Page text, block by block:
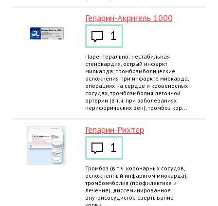
Гепарин-Акригель 1000
1
Парентерально: нестабильная
стенокардия, острый инфаркт
миокарда; тромбоэмболические
осложнения при инфаркте миокарда,
операциях на сердце и кровеносных
сосудах, тромбоэмболия легочной
артерии (в т.ч. при заболеваниях
периферических вен), тромбоз кор...
Гепарин-Рихтер
1
Тромбоз (в т.ч. коронарных сосудов,
осложненный инфарктом миокарда),
тромбоэмболия (профилактика и
лечение), диссеминированное
внутрисосудистое свертывание